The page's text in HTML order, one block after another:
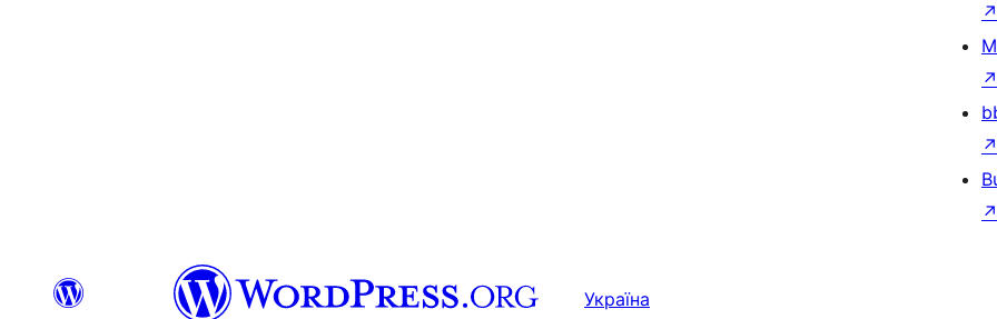
↗
↗
↗
↗
Україна